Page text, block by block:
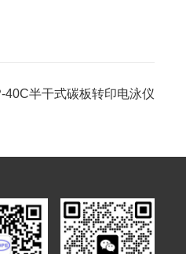
40C半干式碳板转印电泳仪